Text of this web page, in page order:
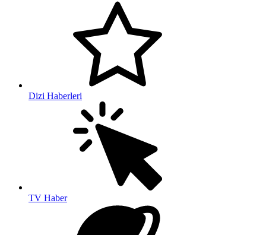
Dizi Haberleri
TV Haber